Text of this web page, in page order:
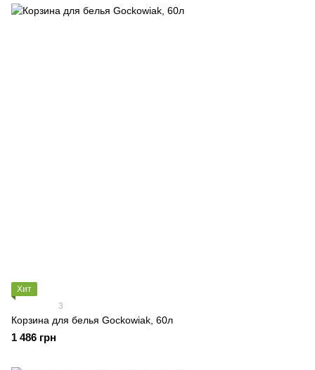
Хит
3
Корзина для белья Gockowiak, 60л
1 486 грн